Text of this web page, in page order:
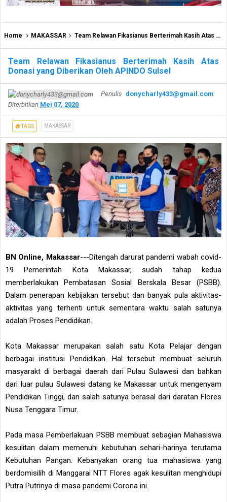
Home MAKASSAR Team Relawan Fikasianus Berterimah Kasih Atas Donasi yang Diberikan Oleh APINDO Sulsel
Team Relawan Fikasianus Berterimah Kasih Atas
Donasi yang Diberikan Oleh APINDO Sulsel
Penulis donycharly433@gmail.com
Diterbitkan Mei 07, 2020
TAGS MAKASSAR
BN Online, Makassar---Ditengah darurat pandemi wabah covid-
19 Pemerintah Kota Makassar, sudah tahap kedua
memberlakukan Pembatasan Sosial Berskala Besar (PSBB).
Dalam penerapan kebijakan tersebut dan banyak pula aktivitas-
aktivitas yang terhenti untuk sementara waktu salah satunya
adalah Proses Pendidikan.
Kota Makassar merupakan salah satu Kota Pelajar dengan
berbagai institusi Pendidikan. Hal tersebut membuat seluruh
masyarakt di berbagai daerah dari Pulau Sulawesi dan bahkan
dari luar pulau Sulawesi datang ke Makassar untuk mengenyam
Pendidikan Tinggi, dan salah satunya berasal dari daratan Flores
Nusa Tenggara Timur.
Pada masa Pemberlakuan PSBB membuat sebagian Mahasiswa
kesulitan dalam memenuhi kebutuhan sehari-harinya terutama
Kebutuhan Pangan. Kebanyakan orang tua mahasiswa yang
berdomisilih di Manggarai NTT Flores agak kesulitan menghidupi
Putra Putrinya di masa pandemi Corona ini.